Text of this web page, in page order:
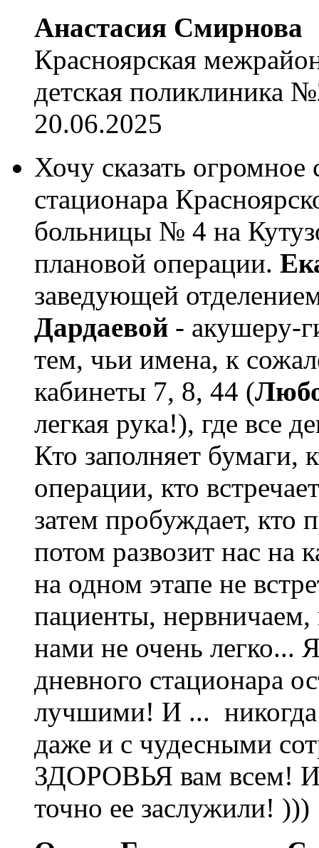
Анастасия Смирнова
Красноярская
детская поликлиника
20.06.2025
Хочу сказать
стационара
больницы № 4 на
плановой операции.
заведующей
Дардаевой - акушеру-
тем, чьи имена, к
кабинеты 7, 8, 44 (
легкая рука!), где все
Кто заполняет бумаги,
операции, кто
затем пробуждает, кто
потом развозит нас
на одном этапе не
пациенты, нервничаем,
нами не очень легко...
дневного стационара
лучшими! И ... никогда
даже и с чудесными
ЗДОРОВЬЯ вам всем! И
точно ее заслужили! )))